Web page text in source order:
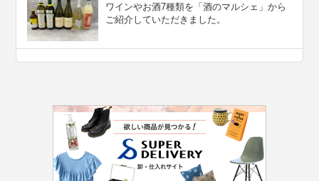
ワインやお酒7種類を「酒のマルシェ」から
ご紹介していただきました。